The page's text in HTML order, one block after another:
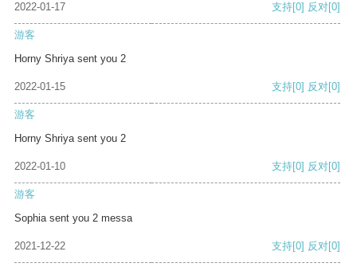
2022-01-17 支持[0] 反对[0]
游客
Horny Shriya sent you 2
2022-01-15 支持[0] 反对[0]
游客
Horny Shriya sent you 2
2022-01-10 支持[0] 反对[0]
游客
Sophia sent you 2 messa
2021-12-22 支持[0] 反对[0]